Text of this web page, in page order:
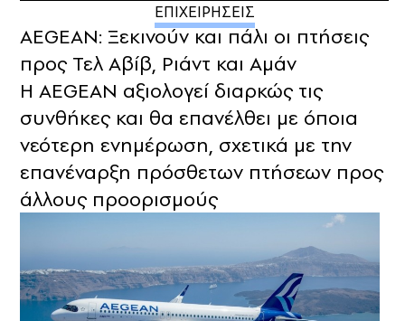
ΕΠΙΧΕΙΡΗΣΕΙΣ
AEGEAN: Ξεκινούν και πάλι οι πτήσεις
προς Τελ Αβίβ, Ριάντ και Αμάν
Η AEGEAN αξιολογεί διαρκώς τις
συνθήκες και θα επανέλθει με όποια
νεότερη ενημέρωση, σχετικά με την
επανέναρξη πρόσθετων πτήσεων προς
άλλους προορισμούς